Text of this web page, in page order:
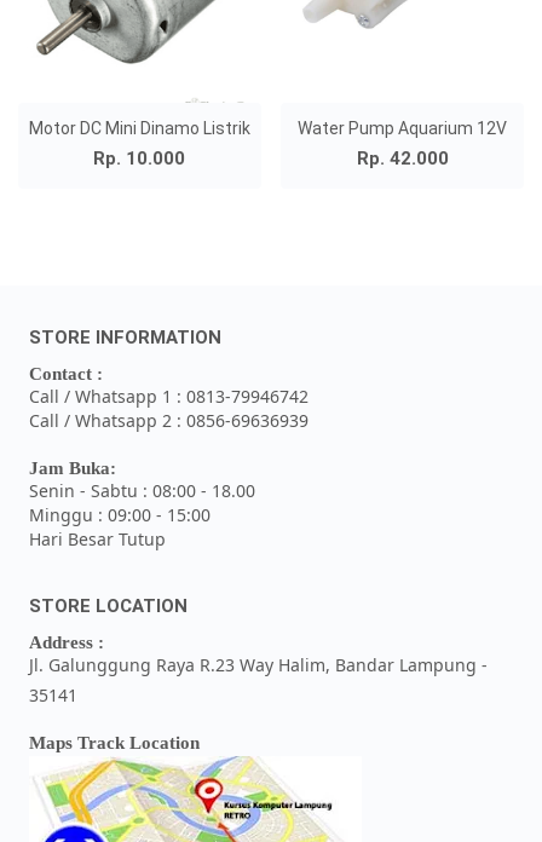
Motor DC Mini Dinamo Listrik
Rp. 10.000
Water Pump Aquarium 12V
Rp. 42.000
STORE INFORMATION
Contact :
Call / Whatsapp 1 : 0813-79946742
Call / Whatsapp 2 : 0856-69636939
Jam Buka:
Senin - Sabtu : 08:00 - 18.00
Minggu : 09:00 - 15:00
Hari Besar Tutup
STORE LOCATION
Address :
Jl. Galunggung Raya R.23 Way Halim, Bandar Lampung -
35141
Maps Track Location